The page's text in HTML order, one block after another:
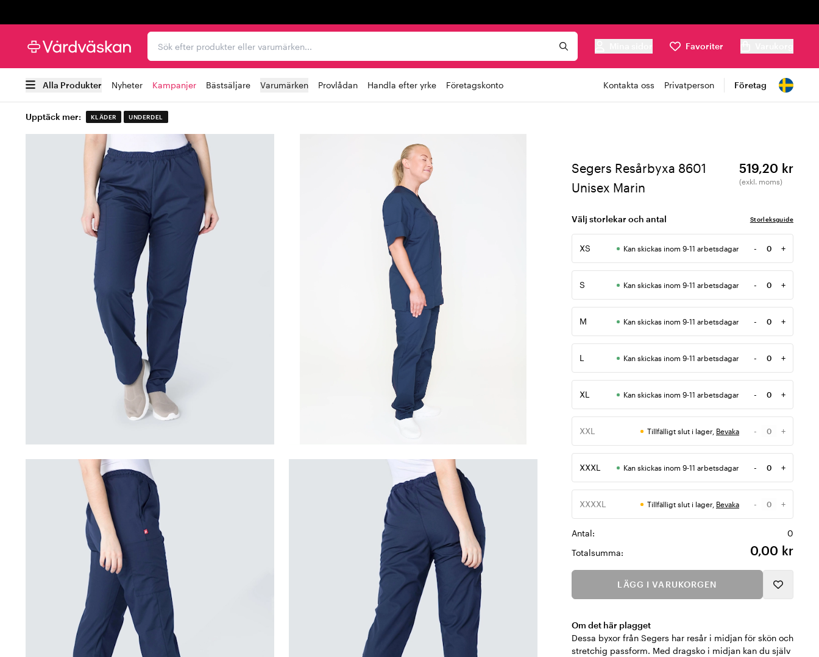
Sök efter produkter eller varumärken...
Favoriter
Alla Produkter Nyheter Kampanjer Bästsäljare Varumärken Provlådan Handla efter yrke Företagskonto Kontakta oss Privatperson Företag
Upptäck mer: KLÄDER UNDERDEL
Segers Resårbyxa 8601
Unisex Marin
519,20 kr
(exkl. moms)
Välj storlekar och antal Storleksguide
XS Kan skickas inom 9-11 arbetsdagar -
Antal
+
S Kan skickas inom 9-11 arbetsdagar -
Antal
+
M Kan skickas inom 9-11 arbetsdagar -
Antal
+
L Kan skickas inom 9-11 arbetsdagar -
Antal
+
XL Kan skickas inom 9-11 arbetsdagar -
Antal
+
XXL Tillfälligt slut i lager, Bevaka -
Antal
+
XXXL Kan skickas inom 9-11 arbetsdagar -
Antal
+
XXXXL Tillfälligt slut i lager, Bevaka -
Antal
+
Antal:
0
Totalsumma:
0,00 kr
LÄGG I VARUKORGEN
Om det här plagget
Dessa byxor från Segers har resår i midjan för skön och
stretchig passform. Med dragsko i midjan kan du själv